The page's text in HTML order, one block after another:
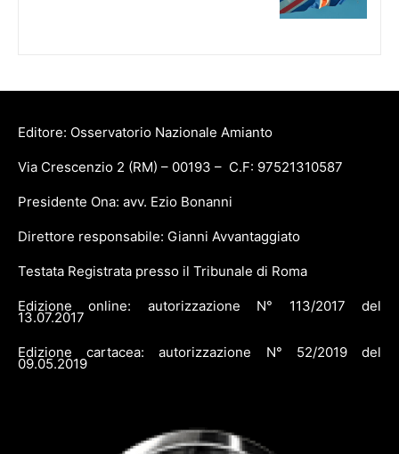
Editore: Osservatorio Nazionale Amianto
Via Crescenzio 2 (RM) – 00193 – C.F: 97521310587
Presidente Ona: avv. Ezio Bonanni
Direttore responsabile: Gianni Avvantaggiato
Testata Registrata presso il Tribunale di Roma
Edizione online: autorizzazione N° 113/2017 del
13.07.2017
Edizione cartacea: autorizzazione N° 52/2019 del
09.05.2019